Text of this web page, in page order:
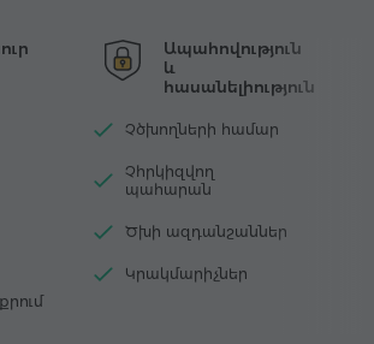
Ապահովություն
և
հասանելիություն
Չծխողների համար
Չհրկիզվող
պահարան
Ծխի ազդանշաններ
Կրակմարիչներ